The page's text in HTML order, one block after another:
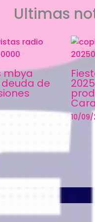
Ultimas
mbya
de
10/09/